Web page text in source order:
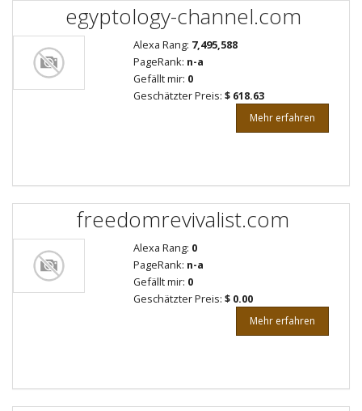
egyptology-channel.com
Alexa Rang: 7,495,588
PageRank: n-a
Gefällt mir: 0
Geschätzter Preis: $ 618.63
Mehr erfahren
freedomrevivalist.com
Alexa Rang: 0
PageRank: n-a
Gefällt mir: 0
Geschätzter Preis: $ 0.00
Mehr erfahren